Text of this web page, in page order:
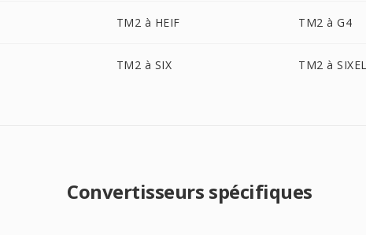
TM2 à HEIF TM2 à G4
TM2 à SIX TM2 à
Convertisseurs spécifiques